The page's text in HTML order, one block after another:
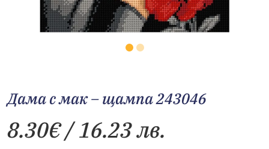
Дама с мак – щампа 243046
8.30€/ 16.23 лв.